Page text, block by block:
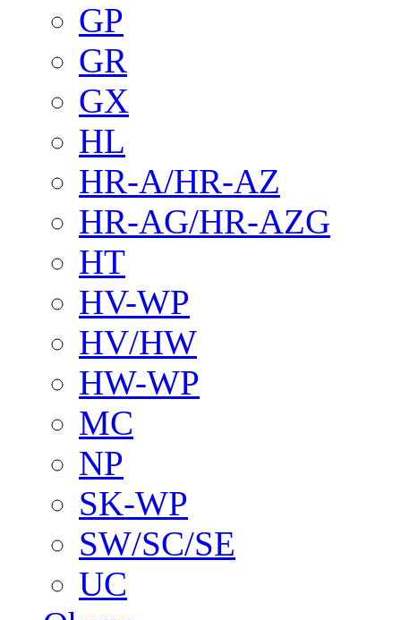
GP
GR
GX
HL
HR-A/HR-AZ
HR-AG/HR-AZG
HT
HV-WP
HV/HW
HW-WP
MC
NP
SK-WP
SW/SC/SE
UC